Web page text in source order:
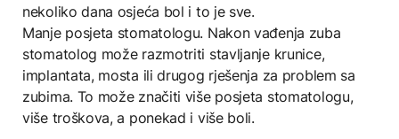
nekoliko dana osjeća bol i to je sve.
Manje posjeta stomatologu. Nakon vađenja zuba
stomatolog može razmotriti stavljanje krunice,
implantata, mosta ili drugog rješenja za problem sa
zubima. To može značiti više posjeta stomatologu,
više troškova, a ponekad i više boli.